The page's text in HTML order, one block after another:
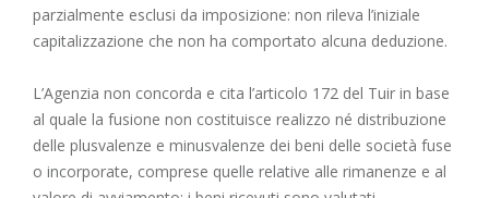
parzialmente esclusi da imposizione: non rileva l’iniziale
capitalizzazione che non ha comportato alcuna deduzione.
L’Agenzia non concorda e cita l’articolo 172 del Tuir in base
al quale la fusione non costituisce realizzo né distribuzione
delle plusvalenze e minusvalenze dei beni delle società fuse
o incorporate, comprese quelle relative alle rimanenze e al